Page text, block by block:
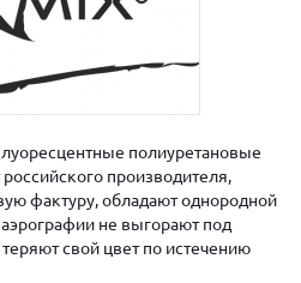
полиуретановые
производителя,
фактуру, обладают однородной
не выгорают под
свой цвет по истечению